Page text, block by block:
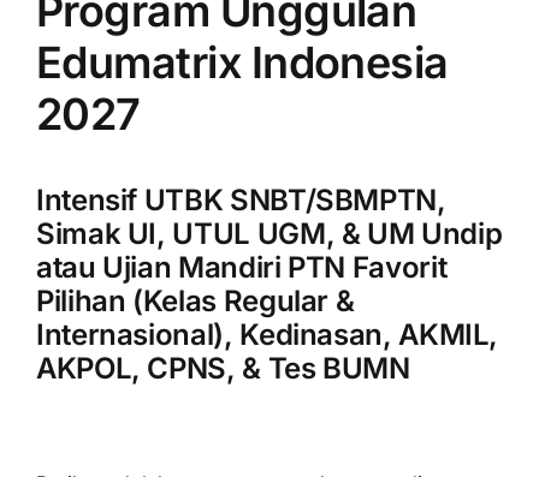
Program Unggulan
Edumatrix Indonesia
2027
Intensif UTBK SNBT/SBMPTN,
Simak UI, UTUL UGM, & UM Undip
atau Ujian Mandiri PTN Favorit
Pilihan (Kelas Regular &
Internasional), Kedinasan, AKMIL,
AKPOL, CPNS, & Tes BUMN